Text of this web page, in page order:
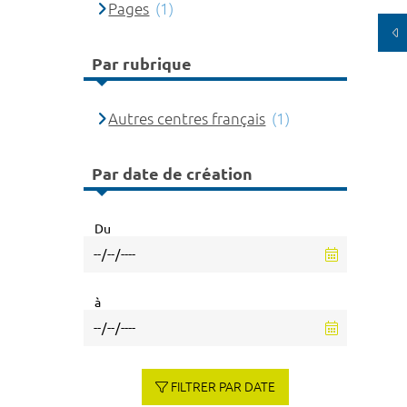
Pages (1)
Par rubrique
Autres centres français (1)
Par date de création
Du
à
FILTRER PAR DATE